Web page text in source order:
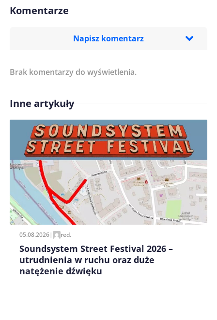
Komentarze
Napisz komentarz
Treść komentarza*
Imię/ Nick*
Zapamiętaj moje dane w tej przeglądarce podczas
pisania kolejnych komentarzy.
Brak komentarzy do wyświetlenia.
Inne artykuły
05.08.2026| red.
Soundsystem Street Festival 2026 –
utrudnienia w ruchu oraz duże
natężenie dźwięku